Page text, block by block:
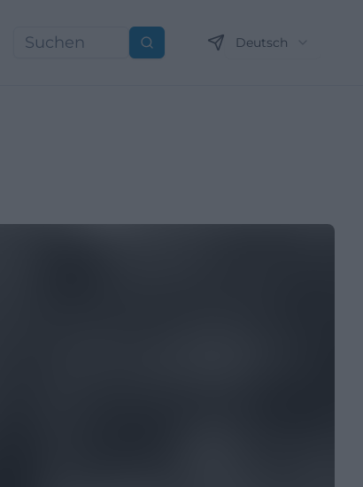
Suchen Deutsch